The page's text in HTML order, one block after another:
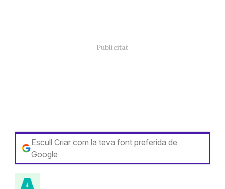
Escull Criar com la teva font preferida de
Google